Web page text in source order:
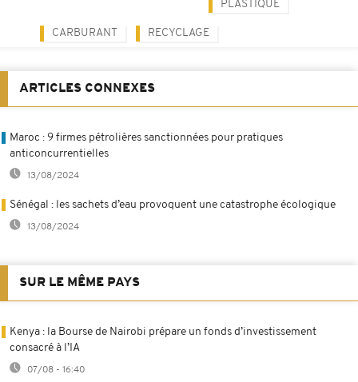
PLASTIQUE
CARBURANT RECYCLAGE
ARTICLES CONNEXES
Maroc : 9 firmes pétrolières sanctionnées pour pratiques
anticoncurrentielles
13/08/2024
Sénégal : les sachets d’eau provoquent une catastrophe écologique
13/08/2024
SUR LE MÊME PAYS
Kenya : la Bourse de Nairobi prépare un fonds d’investissement
consacré à l’IA
07/08 - 16:40